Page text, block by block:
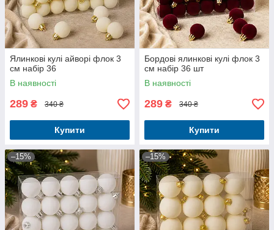
Ялинкові кулі айворі флок 3
см набір 36
В наявності
289 ₴ 340 ₴
Купити
Бордові ялинкові кулі флок 3
см набір 36 шт
В наявності
289 ₴ 340 ₴
Купити
–15% –15%